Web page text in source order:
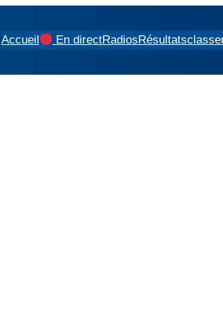
Accueil En directRadiosRésultats